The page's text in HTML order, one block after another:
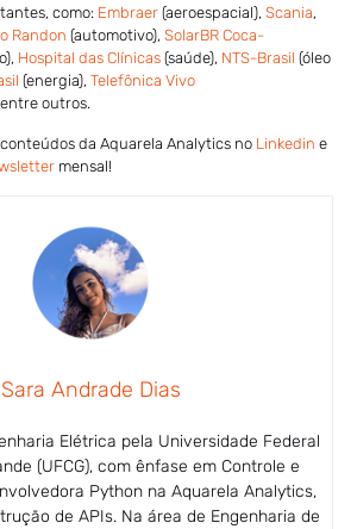
como: Embraer (aeroespacial), Scania,
Randon (automotivo), SolarBR Coca-
Hospital das Clínicas (saúde), NTS-Brasil (óleo
(energia), Telefônica Vivo
outros.
da Aquarela Analytics no Linkedin e
mensal!
Sara Andrade Dias
Elétrica pela Universidade Federal
(UFCG), com ênfase em Controle e
Python na Aquarela Analytics,
de APIs. Na área de Engenharia de